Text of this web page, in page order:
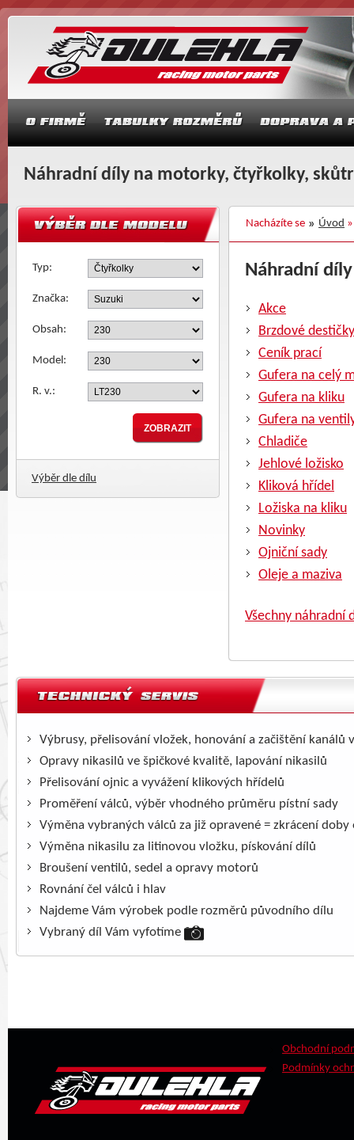
Náhradní díly na motorky, čtyřkolky,
Nacházíte se Úvod
Typ:
Značka:
Obsah:
Model:
R. v.:
Výběr dle dílu
Náhradní
Akce
Brzdové destičky
Ceník prací
Gufera na celý
Gufera na kliku
Gufera na
Chladiče
Jehlové ložisko
Kliková hřídel
Ložiska na kliku
Novinky
Ojniční sady
Oleje a maziva
Všechny náhradní
Výbrusy, přelisování vložek, honování a začištění kanálů
Opravy nikasilů ve špičkové kvalitě, lapování nikasilů
Přelisování ojnic a vyvážení klikových hřídelů
Proměření válců, výběr vhodného průměru pístní sady
Výměna vybraných válců za již opravené = zkrácení doby
Výměna nikasilu za litinovou vložku, pískování dílů
Broušení ventilů, sedel a opravy motorů
Rovnání čel válců i hlav
Najdeme Vám výrobek podle rozměrů původního dílu
Vybraný díl Vám vyfotíme
Obchodní
Podmínky